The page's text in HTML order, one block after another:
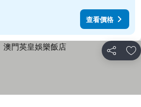
查看價格
分享 放